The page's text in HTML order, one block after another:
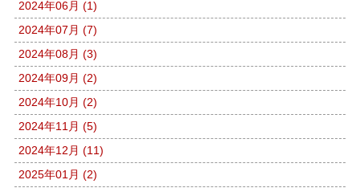
2024年06月 (1)
2024年07月 (7)
2024年08月 (3)
2024年09月 (2)
2024年10月 (2)
2024年11月 (5)
2024年12月 (11)
2025年01月 (2)